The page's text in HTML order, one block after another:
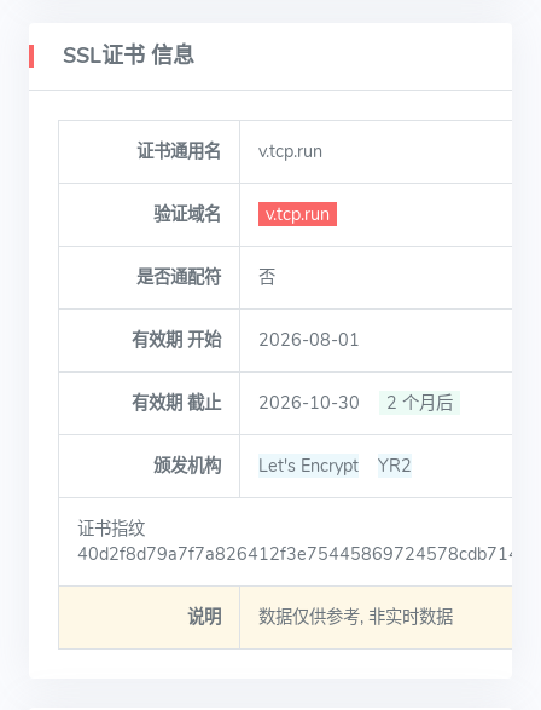
SSL证书 信息
证书通用名 v.tcp.run
验证域名 v.tcp.run
是否通配符 否
有效期 开始 2026-08-01
有效期 截止 2026-10-30 2 个月后
颁发机构 Let's Encrypt YR2
证书指纹
说明 数据仅供参考, 非实时数据